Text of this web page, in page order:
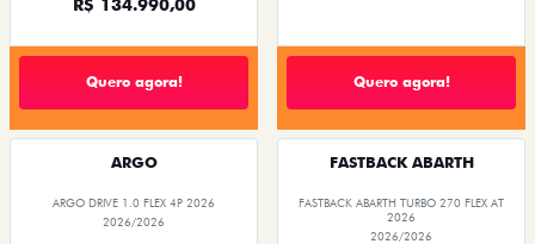
Quero agora! Quero agora!
ARGO
ARGO DRIVE 1.0 FLEX 4P 2026
2026/2026
FASTBACK ABARTH
FASTBACK ABARTH TURBO 270 FLEX AT
2026
2026/2026